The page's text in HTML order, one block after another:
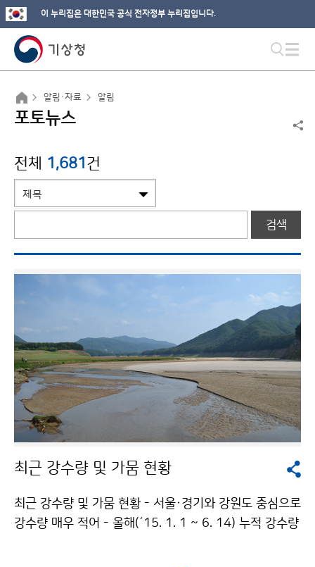
이 누리집은 대한민국 공식 전자정부 누리집입니다.
알림·자료 알림
포토뉴스
전체 1,681건
검색
최근 강수량 및 가뭄 현황
최근 강수량 및 가뭄 현황 - 서울·경기와 강원도 중심으로
강수량 매우 적어 - 올해(´15. 1. 1 ~ 6. 14) 누적 강수량